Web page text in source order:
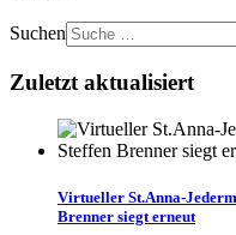
Suchen
Zuletzt aktualisiert
Virtueller St.Anna-
Brenner siegt erneut